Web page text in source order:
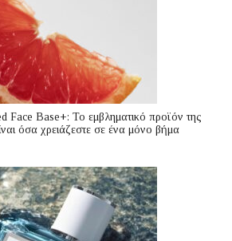
Face Base+: Το εμβληματικό προϊόν της
όσα χρειάζεστε σε ένα μόνο βήμα